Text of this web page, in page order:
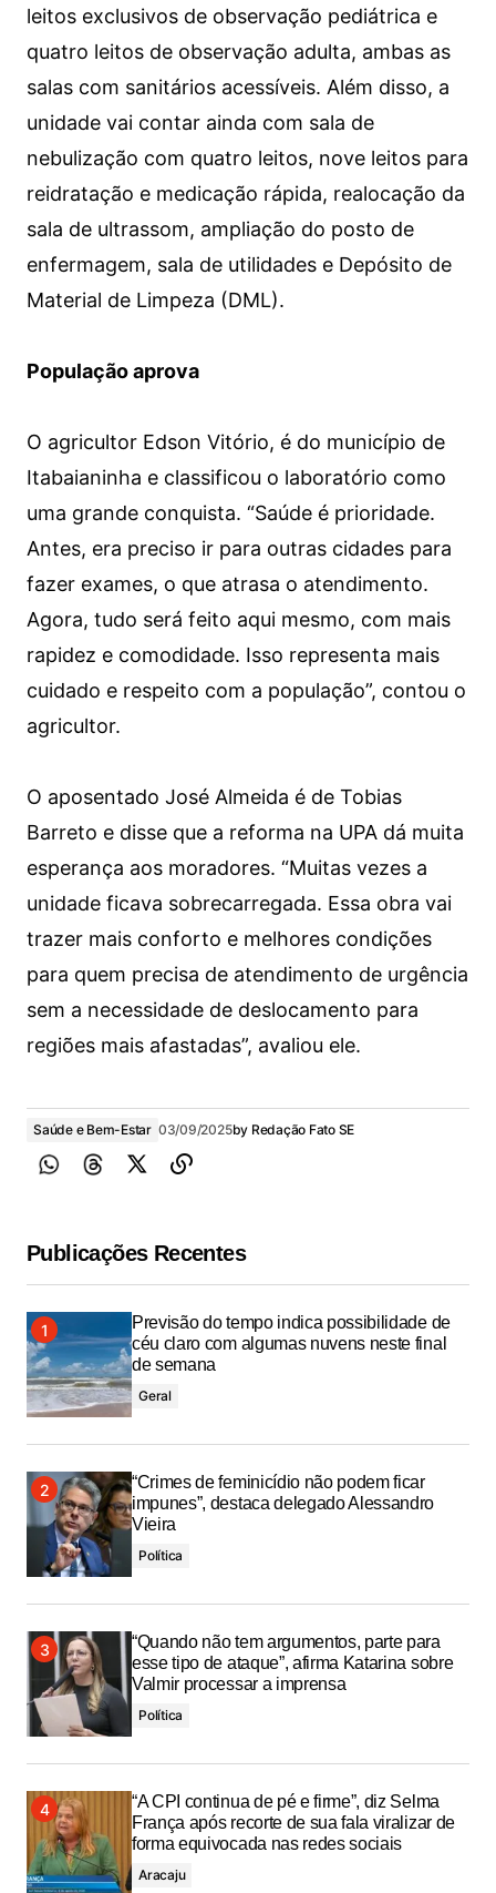
leitos exclusivos de observação pediátrica e
quatro leitos de observação adulta, ambas as
salas com sanitários acessíveis. Além disso, a
unidade vai contar ainda com sala de
nebulização com quatro leitos, nove leitos para
reidratação e medicação rápida, realocação da
sala de ultrassom, ampliação do posto de
enfermagem, sala de utilidades e Depósito de
Material de Limpeza (DML).
População aprova
O agricultor Edson Vitório, é do município de
Itabaianinha e classificou o laboratório como
uma grande conquista. “Saúde é prioridade.
Antes, era preciso ir para outras cidades para
fazer exames, o que atrasa o atendimento.
Agora, tudo será feito aqui mesmo, com mais
rapidez e comodidade. Isso representa mais
cuidado e respeito com a população”, contou o
agricultor.
O aposentado José Almeida é de Tobias
Barreto e disse que a reforma na UPA dá muita
esperança aos moradores. “Muitas vezes a
unidade ficava sobrecarregada. Essa obra vai
trazer mais conforto e melhores condições
para quem precisa de atendimento de urgência
sem a necessidade de deslocamento para
regiões mais afastadas”, avaliou ele.
Saúde e Bem-Estar 03/09/2025by Redação Fato SE
Publicações Recentes
Previsão do tempo indica possibilidade de
céu claro com algumas nuvens neste final
de semana
Geral
“Crimes de feminicídio não podem ficar
impunes”, destaca delegado Alessandro
Vieira
Política
“Quando não tem argumentos, parte para
esse tipo de ataque”, afirma Katarina sobre
Valmir processar a imprensa
Política
“A CPI continua de pé e firme”, diz Selma
França após recorte de sua fala viralizar de
forma equivocada nas redes sociais
Aracaju